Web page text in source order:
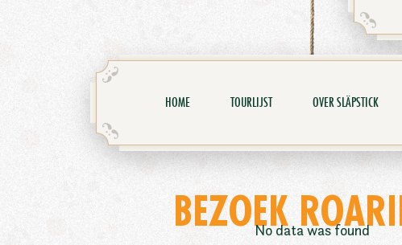
HOME TOURLIJST OVER SLÄPSTICK
BEZOEKNo data was found